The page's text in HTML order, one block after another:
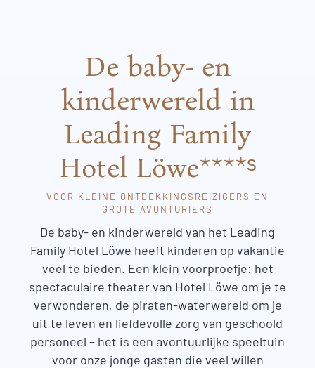
De baby- en
kinderwereld in
Leading Family
Hotel Löwe****ˢ
VOOR KLEINE ONTDEKKINGSREIZIGERS EN
GROTE AVONTURIERS
De baby- en kinderwereld van het Leading
Family Hotel Löwe heeft kinderen op vakantie
veel te bieden. Een klein voorproefje: het
spectaculaire theater van Hotel Löwe om je te
verwonderen, de piraten-waterwereld om je
uit te leven en liefdevolle zorg van geschoold
personeel – het is een avontuurlijke speeltuin
voor onze jonge gasten die veel willen